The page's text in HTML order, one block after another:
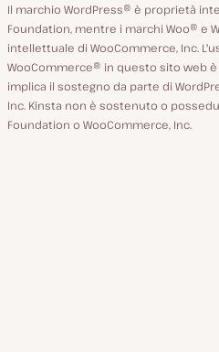
Il marchio WordPress® è proprietà
Foundation, mentre i marchi Woo® e
intellettuale di WooCommerce, Inc.
WooCommerce® in questo sito web
implica il sostegno da parte di
Inc. Kinsta non è sostenuto o
Foundation o WooCommerce, Inc.